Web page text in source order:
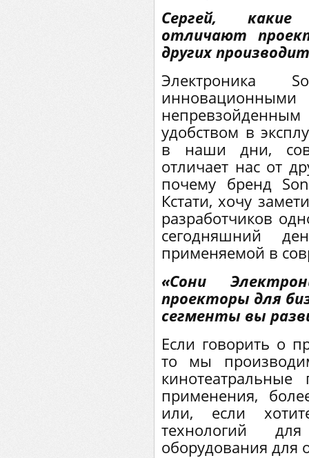
Сергей, какие
отличают
других
Электроника
удобством в
в наши дни,
отличает нас от
почему бренд
Кстати, хочу
разработчиков
сегодняшний
применяемой в
«Сони
проекторы для
сегменты вы
Если говорить о
то мы
применения,
или, если
технологий
оборудования для